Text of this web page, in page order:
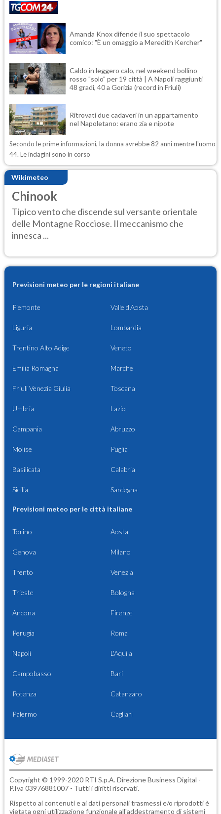
Amanda Knox difende il suo spettacolo
comico: "È un omaggio a Meredith Kercher"
Caldo in leggero calo, nel weekend bollino
rosso "solo" per 19 città | A Napoli raggiunti
48 gradi, 40 a Gorizia (record in Friuli)
Ritrovati due cadaveri in un appartamento
nel Napoletano: erano zia e nipote
Secondo le prime informazioni, la donna avrebbe 82 anni mentre l'uomo
44. Le indagini sono in corso
Wikimeteo
Chinook
Tipico vento che discende sul versante orientale
delle Montagne Rocciose. Il meccanismo che
innesca ...
Previsioni meteo per le regioni italiane
Piemonte Valle d'Aosta
Liguria Lombardia
Trentino Alto Adige Veneto
Emilia Romagna Marche
Friuli Venezia Giulia Toscana
Umbria Lazio
Campania Abruzzo
Molise Puglia
Basilicata Calabria
Sicilia Sardegna
Previsioni meteo per le città italiane
Torino Aosta
Genova Milano
Trento Venezia
Trieste Bologna
Ancona Firenze
Perugia Roma
Napoli L'Aquila
Campobasso Bari
Potenza Catanzaro
Palermo Cagliari
Copyright © 1999-2020 RTI S.p.A. Direzione Business Digital -
P.Iva 03976881007 - Tutti i diritti riservati.
Rispetto ai contenuti e ai dati personali trasmessi e/o riprodotti è
vietata ogni utilizzazione funzionale all'addestramento di sistemi